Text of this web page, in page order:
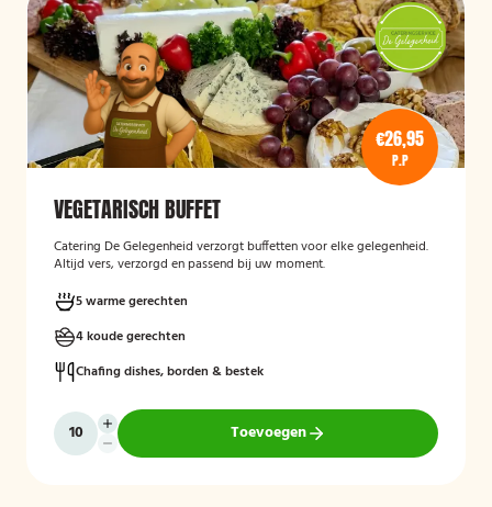
€26,95
P.P
VEGETARISCH BUFFET
Catering De Gelegenheid verzorgt buffetten voor elke gelegenheid.
Altijd vers, verzorgd en passend bij uw moment.
5 warme gerechten
4 koude gerechten
Chafing dishes, borden & bestek
Toevoegen